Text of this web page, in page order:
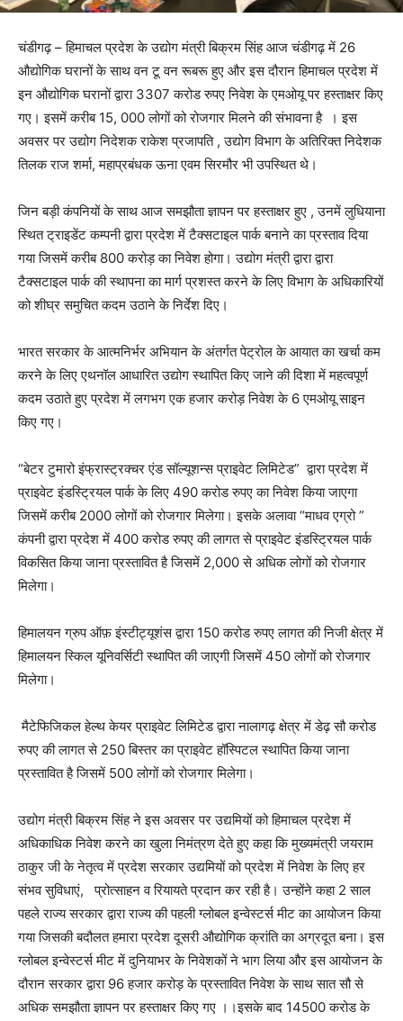
चंडीगढ़ – हिमाचल प्रदेश के उद्योग मंत्री बिक्रम सिंह आज चंडीगढ़ में 26
औद्योगिक घरानों के साथ वन टू वन रूबरू हुए और इस दौरान हिमाचल प्रदेश में
इन औद्योगिक घरानों द्वारा 3307 करोड रुपए निवेश के एमओयू पर हस्ताक्षर किए
गए। इसमें करीब 15, 000 लोगों को रोजगार मिलने की संभावना है । इस
अवसर पर उद्योग निदेशक राकेश प्रजापति , उद्योग विभाग के अतिरिक्त निदेशक
तिलक राज शर्मा, महाप्रबंधक ऊना एवम सिरमौर भी उपस्थित थे।
जिन बड़ी कंपनियों के साथ आज समझौता ज्ञापन पर हस्ताक्षर हुए , उनमें लुधियाना
स्थित ट्राइडेंट कम्पनी द्वारा प्रदेश में टैक्सटाइल पार्क बनाने का प्रस्ताव दिया
गया जिसमें करीब 800 करोड़ का निवेश होगा। उद्योग मंत्री द्वारा द्वारा
टैक्सटाइल पार्क की स्थापना का मार्ग प्रशस्त करने के लिए विभाग के अधिकारियों
को शीघ्र समुचित कदम उठाने के निर्देश दिए।
भारत सरकार के आत्मनिर्भर अभियान के अंतर्गत पेट्रोल के आयात का खर्चा कम
करने के लिए एथनॉल आधारित उद्योग स्थापित किए जाने की दिशा में महत्वपूर्ण
कदम उठाते हुए प्रदेश में लगभग एक हजार करोड़ निवेश के 6 एमओयू साइन
किए गए।
“बेटर टुमारो इंफ्रास्ट्रक्चर एंड सॉल्यूशन्स प्राइवेट लिमिटेड” द्वारा प्रदेश में
प्राइवेट इंडस्ट्रियल पार्क के लिए 490 करोड रुपए का निवेश किया जाएगा
जिसमें करीब 2000 लोगों को रोजगार मिलेगा। इसके अलावा “माधव एग्रो ”
कंपनी द्वारा प्रदेश में 400 करोड रुपए की लागत से प्राइवेट इंडस्ट्रियल पार्क
विकसित किया जाना प्रस्तावित है जिसमें 2,000 से अधिक लोगों को रोजगार
मिलेगा।
हिमालयन ग्रुप ऑफ़ इंस्टीट्यूशंस द्वारा 150 करोड रुपए लागत की निजी क्षेत्र में
हिमालयन स्किल यूनिवर्सिटी स्थापित की जाएगी जिसमें 450 लोगों को रोजगार
मिलेगा।
मैटेफिजिकल हेल्थ केयर प्राइवेट लिमिटेड द्वारा नालागढ़ क्षेत्र में डेढ़ सौ करोड
रुपए की लागत से 250 बिस्तर का प्राइवेट हॉस्पिटल स्थापित किया जाना
प्रस्तावित है जिसमें 500 लोगों को रोजगार मिलेगा।
उद्योग मंत्री बिक्रम सिंह ने इस अवसर पर उद्यमियों को हिमाचल प्रदेश में
अधिकाधिक निवेश करने का खुला निमंत्रण देते हुए कहा कि मुख्यमंत्री जयराम
ठाकुर जी के नेतृत्व में प्रदेश सरकार उद्यमियों को प्रदेश में निवेश के लिए हर
संभव सुविधाएं, प्रोत्साहन व रियायते प्रदान कर रही है। उन्होंने कहा 2 साल
पहले राज्य सरकार द्वारा राज्य की पहली ग्लोबल इन्वेस्टर्स मीट का आयोजन किया
गया जिसकी बदौलत हमारा प्रदेश दूसरी औद्योगिक क्रांति का अग्रदूत बना। इस
ग्लोबल इन्वेस्टर्स मीट में दुनियाभर के निवेशकों ने भाग लिया और इस आयोजन के
दौरान सरकार द्वारा 96 हजार करोड़ के प्रस्तावित निवेश के साथ सात सौ से
अधिक समझौता ज्ञापन पर हस्ताक्षर किए गए ।।इसके बाद 14500 करोड के